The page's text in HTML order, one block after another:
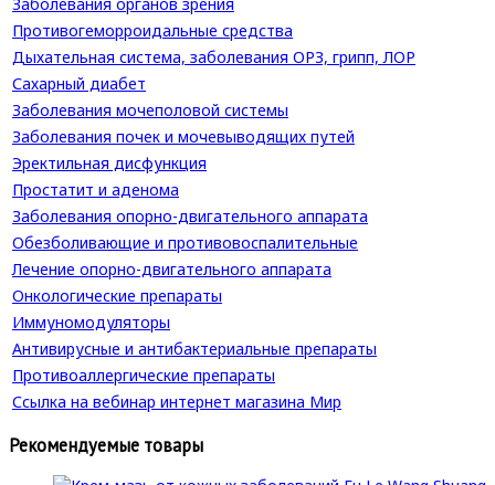
Противогеморроидальные средства
Дыхательная система, заболевания ОРЗ, грипп, ЛОР
Сахарный диабет
Заболевания мочеполовой системы
Заболевания почек и мочевыводящих путей
Эректильная дисфункция
Простатит и аденома
Заболевания опорно-двигательного аппарата
Обезболивающие и противовоспалительные
Лечение опорно-двигательного аппарата
Онкологические препараты
Иммуномодуляторы
Антивирусные и антибактериальные препараты
Противоаллергические препараты
Ссылка на вебинар интернет магазина Мир
Рекомендуемые товары